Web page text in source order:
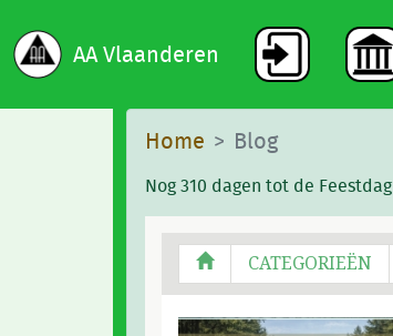
AA Vlaanderen
Home Blog
Nog 310 dagen tot de Feestdag
CATEGORIEËN